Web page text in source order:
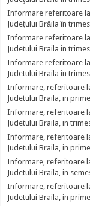
Informare referitoare
Judeţului Brăila în
Informare referitoare
Judetului Braila in
Informare referitoare
Judetului Braila in
Informare, referitoare
Judetului Braila, in
Informare, referitoare
Judetului Braila, in
Informare, referitoare
Judetului Braila, in
Informare, referitoare
Judetului Braila, in
Informare, referitoare
Judetului Braila, in